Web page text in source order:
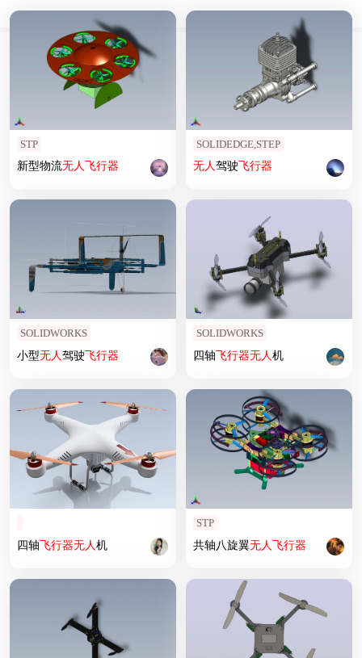
STP
新型物流无人飞行器
SOLIDEDGE,STEP
无人驾驶飞行器
SOLIDWORKS
小型无人驾驶飞行器
SOLIDWORKS
四轴飞行器无人机
四轴飞行器无人机
STP
共轴八旋翼无人飞行器